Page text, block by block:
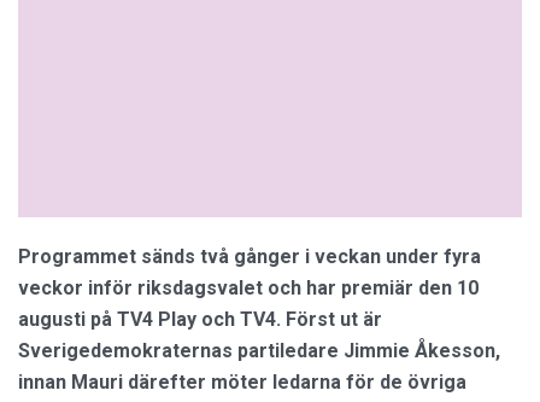
Programmet sänds två gånger i veckan under fyra
veckor inför riksdagsvalet och har premiär den 10
augusti på TV4 Play och TV4. Först ut är
Sverigedemokraternas partiledare Jimmie Åkesson,
innan Mauri därefter möter ledarna för de övriga